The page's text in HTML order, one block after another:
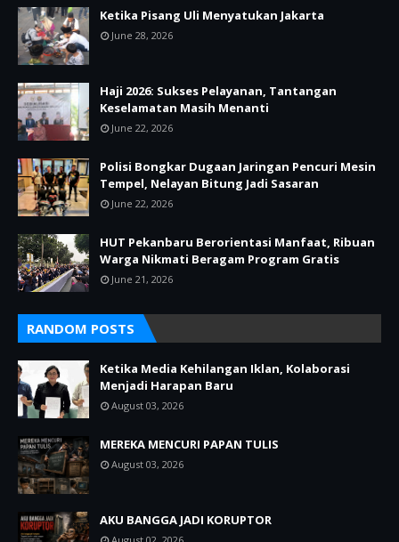
Ketika Pisang Uli Menyatukan Jakarta
June 28, 2026
Haji 2026: Sukses Pelayanan, Tantangan
Keselamatan Masih Menanti
June 22, 2026
Polisi Bongkar Dugaan Jaringan Pencuri Mesin
Tempel, Nelayan Bitung Jadi Sasaran
June 22, 2026
HUT Pekanbaru Berorientasi Manfaat, Ribuan
Warga Nikmati Beragam Program Gratis
June 21, 2026
RANDOM POSTS
Ketika Media Kehilangan Iklan, Kolaborasi
Menjadi Harapan Baru
August 03, 2026
MEREKA MENCURI PAPAN TULIS
August 03, 2026
AKU BANGGA JADI KORUPTOR